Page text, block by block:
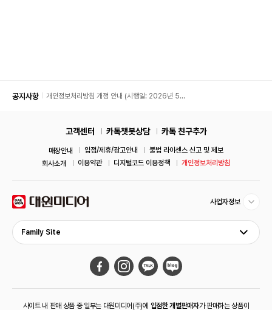
각 스타디움마다 재현된 불꽃 연출이 플레이어의 열전을 더욱
빛나게한다.
【SOUND】소리로 느끼는 몰입 체험
공지사항
개인정보처리방침 개정 안내 (시행일: 2026년 5월
고객센터 카톡챗봇상담 카톡 친구추가
매장안내 입점/제휴/광고안내
불법 라이센스 신고 및 제보
회사소개
이용약관 디지털코드 이용정책 개인정보처리방침
사업자정보
Family Site
사이트 내 판매 상품 중 일부는 대원미디어(주)에 입점한 개별판매자가 판매하는 상품이